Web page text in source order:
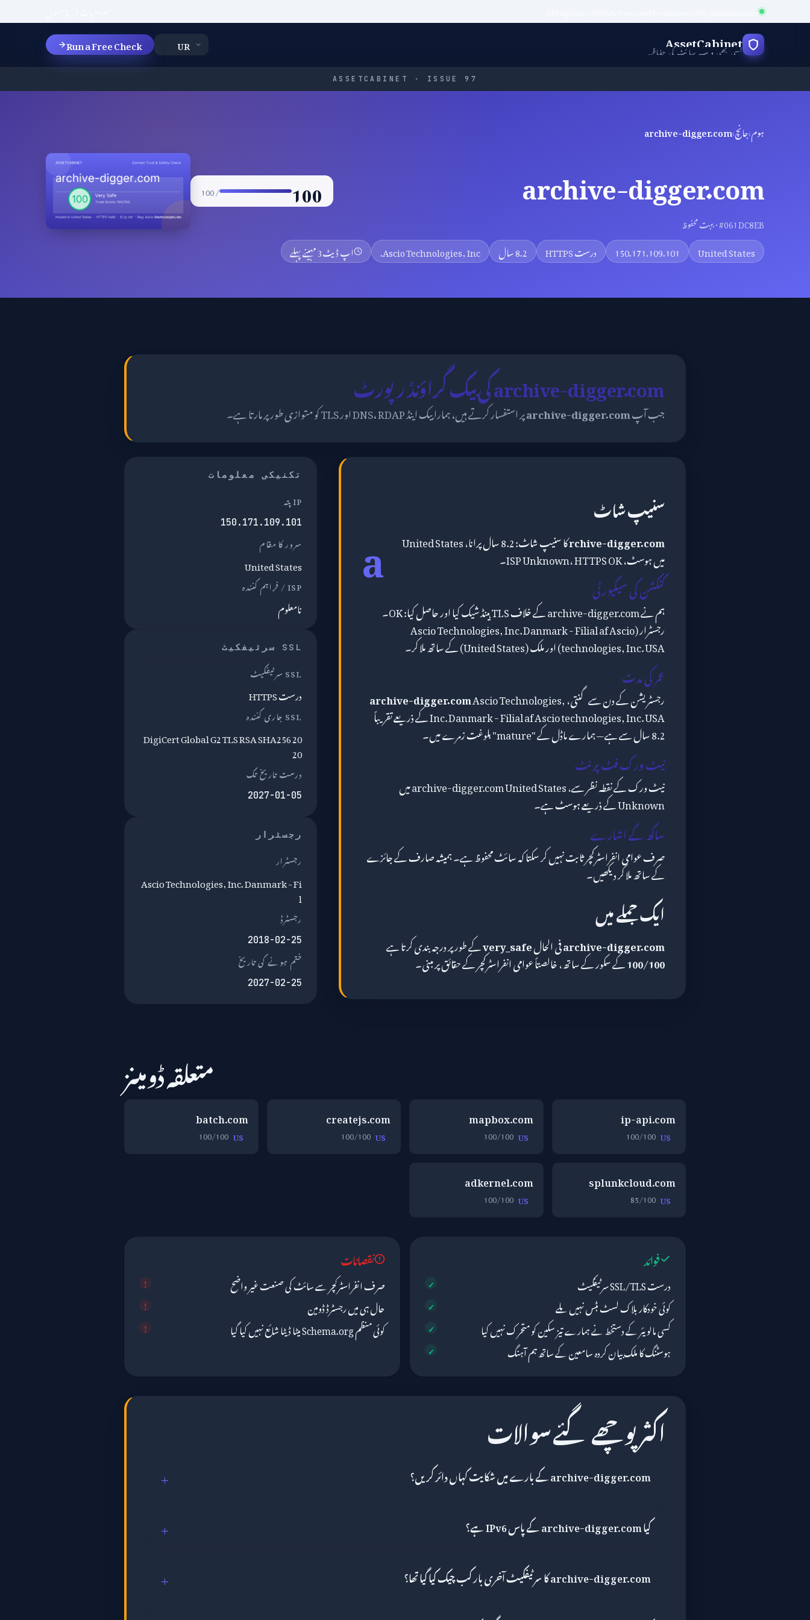
Powered by trustworthy infrastructure
AssetCabinet کسی بھی ویب سائٹ کی حفاظت کی جانچ کریں Run a Free Check
ASSETCABINET · ISSUE 97
ہوم›جانچ›
archive-digger.com
archive-digger.com
#061DC8EB · بہت محفوظ
100
/ 100
United States
150.171.109.101 درست HTTPS 8.2 سال Ascio Technologies, Inc. اپ ڈیٹ3 مہینے پہلے
archive-digger.com کی بیک گراؤنڈ رپورٹ
جب آپarchive-digger.comپر استفسار کرتے ہیں، ہمارا بیک اینڈ DNS، RDAP اور TLS کو متوازی طور پر مارتا ہے۔
سنیپ شاٹ a rchive-digger.com کا سنیپ شاٹ: 8.2 سال پرانا، United States
میں ہوسٹ، ISP Unknown، HTTPS OK۔
کنکشن کی سیکیورٹی
ہم نے archive-digger.com کے خلاف TLS ہینڈ شیک کیا اور حاصل کیا: OK۔
رجسٹرار (Ascio Technologies, Inc. Danmark - Filial af Ascio
technologies, Inc. USA) اور ملک (United States) کے ساتھ ملا کر۔
عمر کی مدت
رجسٹریشن کے دن سے گنتی، archive-digger.comAscio Technologies,
Inc. Danmark - Filial af Ascio technologies, Inc. USA کے ذریعے تقریباً
8.2 سال سے ہے — ہمارے ماڈل کے "mature" بلوغت زمرے میں۔
نیٹ ورک فٹ پرنٹ
نیٹ ورک کے نقطہ نظر سے، archive-digger.com United States میں
Unknown کے ذریعے ہوسٹ ہے۔
ساکھ کے اشارے
صرف عوامی انفراسٹرکچر ثابت نہیں کر سکتا کہ سائٹ محفوظ ہے۔ ہمیشہ صارف کے جائزے
کے ساتھ ملا کر دیکھیں۔
ایک جملے میں
archive-digger.comفی الحالvery_safeکے طور پر درجہ بندی کرتا ہے
100/100کے سکور کے ساتھ، خالصتاً عوامی انفراسٹرکچر کے حقائق پر مبنی۔
تکنیکی معلومات
IP پتہ
150.171.109.101
سرور کا مقام
United States
ISP / فراہم کنندہ
نامعلوم
SSL سرٹیفکیٹ
SSL سرٹیفکیٹ
درست HTTPS
SSL جاری کنندہ
DigiCert Global G2 TLS RSA SHA256 20
20
درست تاریخ تک
2027-01-05
رجسٹرار
رجسٹرار
Ascio Technologies, Inc. Danmark - Fi
l
رجسٹرڈ
2018-02-25
ختم ہونے کی تاریخ
2027-02-25
متعلقہ ڈومینز
ip-api.com
US
100/100
mapbox.com
US
100/100
createjs.com
US
100/100
batch.com
US
100/100
splunkcloud.com
US
85/100
adkernel.com
US
100/100
فوائد
درست SSL/TLS سرٹیفکیٹ
کوئی خودکار بلاک لسٹ ہٹس نہیں ملے
کسی مالویئر کے دستخط نے ہمارے تیز سکین کو متحرک نہیں کیا
ہوسٹنگ کا ملک بیان کردہ سامعین کے ساتھ ہم آہنگ
نقصانات
صرف انفراسٹرکچر سے سائٹ کی صنعت غیر واضح
حال ہی میں رجسٹرڈ ڈومین
کوئی منظم Schema.org میٹا ڈیٹا شائع نہیں کیا گیا
اکثر پوچھے گئے سوالات
archive-digger.com کے بارے میں شکایت کہاں دائر کریں؟
کیا archive-digger.com کے پاس IPv6 ہے؟
archive-digger.com کا سرٹیفکیٹ آخری بار کب چیک کیا گیا تھا؟